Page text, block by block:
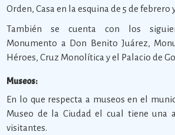
Orden, Casa en la esquina de 5 de febrero
También se cuenta con los
Monumento a Don Benito Juárez,
Héroes, Cruz Monolítica y el Palacio de
Museos:
En lo que respecta a museos en el
Museo de la Ciudad el cual tiene una
visitantes.